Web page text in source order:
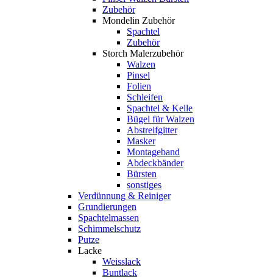
Zubehör
Mondelin Zubehör
Spachtel
Zubehör
Storch Malerzubehör
Walzen
Pinsel
Folien
Schleifen
Spachtel & Kelle
Bügel für Walzen
Abstreifgitter
Masker
Montageband
Abdeckbänder
Bürsten
sonstiges
Verdünnung & Reiniger
Grundierungen
Spachtelmassen
Schimmelschutz
Putze
Lacke
Weisslack
Buntlack